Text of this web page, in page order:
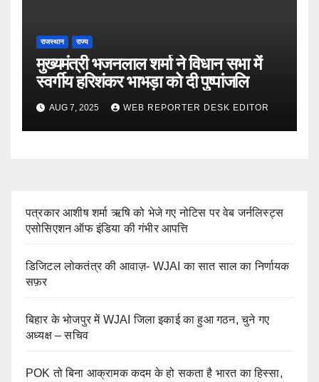
राजस्थान राज्य
मुख्यमंत्री भजनलाल शर्मा ने विधान सभा में
स्वर्गीय हरिशंकर भाभड़ा को दी पुष्पांजलि
AUG 7, 2025 WEB REPORTER DESK EDITOR
पत्रकार आशीष शर्मा ऋषि को भेजे गए नोटिस पर वेब जर्नलिस्ट्स
एसोसिएशन ऑफ इंडिया की गंभीर आपत्ति
डिजिटल लोकतंत्र की आवाज़- WJAI का सात साल का निर्णायक
सफ़र
बिहार के भोजपुर में WJAI जिला इकाई का हुआ गठन, चुने गए
अध्यक्ष – सचिव
POK तो बिना आक्रामक कदम के हो सकता है भारत का हिस्सा,